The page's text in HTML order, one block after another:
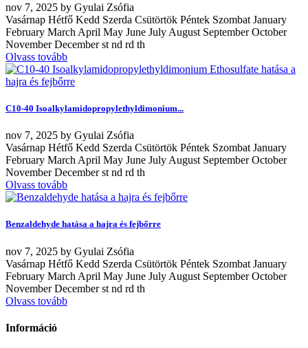
nov 7, 2025 by Gyulai Zsófia
Vasárnap Hétfő Kedd Szerda Csütörtök Péntek Szombat January
February March April May June July August September October
November December st nd rd th
Olvass tovább
C10-40 Isoalkylamidopropylethyldimonium...
nov 7, 2025 by Gyulai Zsófia
Vasárnap Hétfő Kedd Szerda Csütörtök Péntek Szombat January
February March April May June July August September October
November December st nd rd th
Olvass tovább
Benzaldehyde hatása a hajra és fejbőrre
nov 7, 2025 by Gyulai Zsófia
Vasárnap Hétfő Kedd Szerda Csütörtök Péntek Szombat January
February March April May June July August September October
November December st nd rd th
Olvass tovább
Információ